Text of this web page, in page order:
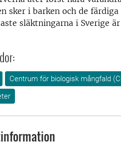
sker i barken och de
släktningarna i Sverige
Centrum för biologisk mångfald